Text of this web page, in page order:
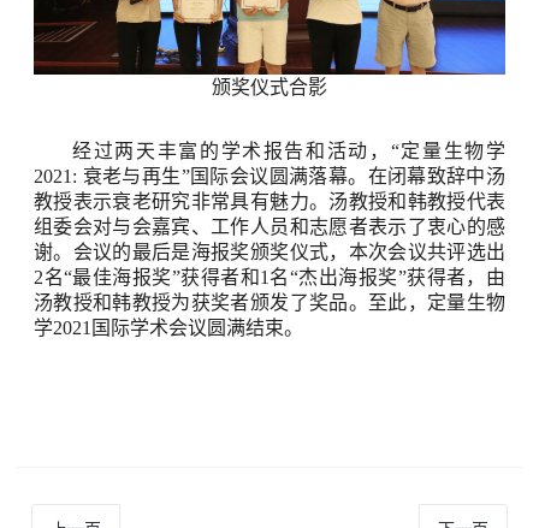
颁奖仪式合影
经过两天丰富的学术报告和活动， “定量生物学
2021: 衰老与再生”国际会议圆满落幕。在闭幕致辞中汤
教授表示衰老研究非常具有魅力。汤教授和韩教授代表
组委会对与会嘉宾、工作人员和志愿者表示了衷心的感
谢。会议的最后是海报奖颁奖仪式，本次会议共评选出
2名“最佳海报奖”获得者和1 名“杰出海报奖”获得者，由
汤教授和韩教授为获奖者颁发了奖品。至此，定量生物
学2021 国际学术会议圆满结束。